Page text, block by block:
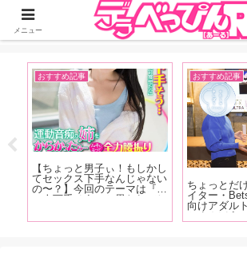
ジーオーティーが運営するちょっとHなニュースサイ
DMMアフィリエイトが含まれているもの
おすすめ記事
【ちょっと男子ぃ！もしかし
てセックス下手なんじゃない
の〜？】今回のテーマは『こ
の人下手そう』と思われてし
うだったのに何でヤレなかっ
おすすめ記事
ちょっとだ
イター・
向けアダル
かまんぼう
メニュー